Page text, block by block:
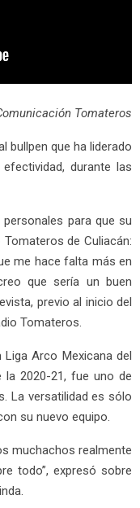
Tomateros
bullpen que ha liderado
durante las
para que su
de Culiacán:
me hace falta más en
que sería un buen
previo al inicio del
Tomateros.
Arco Mexicana del
la 2020-21, fue uno de
La versatilidad es sólo
su nuevo equipo.
muchachos realmente
todo”, expresó sobre